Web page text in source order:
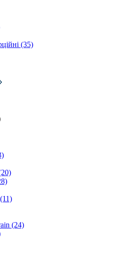
(35)
(24)